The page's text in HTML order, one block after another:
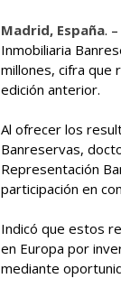
Madrid, España.
Inmobiliaria
millones, cifra que
edición anterior.
Al ofrecer los
Banreservas,
Representación
participación en
Indicó que estos
en Europa por
mediante